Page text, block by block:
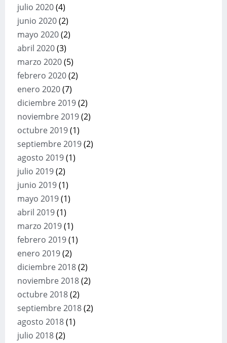
julio 2020(4)
junio 2020(2)
mayo 2020(2)
abril 2020(3)
marzo 2020(5)
febrero 2020(2)
enero 2020(7)
diciembre 2019(2)
noviembre 2019(2)
octubre 2019(1)
septiembre 2019(2)
agosto 2019(1)
julio 2019(2)
junio 2019(1)
mayo 2019(1)
abril 2019(1)
marzo 2019(1)
febrero 2019(1)
enero 2019(2)
diciembre 2018(2)
noviembre 2018(2)
octubre 2018(2)
septiembre 2018(2)
agosto 2018(1)
julio 2018(2)